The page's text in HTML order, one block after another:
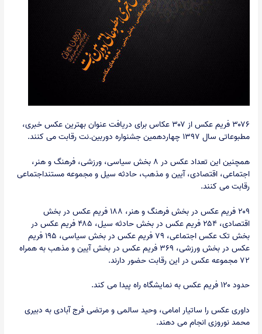
۳۰۷۶ فریم عکس از ۳۰۷ عکاس برای دریافت عنوان بهترین عکس خبری،
مطبوعاتی سال ۱۳۹۷ چهاردهمین جشنواره دوربین.نت رقابت می کنند.
همچنین این تعداد عکس در ۸ بخش سیاسی، ورزشی، فرهنگ و هنر،
اجتماعی، اقتصادی، آیین و مذهب، حادثه سیل و مجموعه مستنداجتماعی
رقابت می کنند.
۲۰۹ فریم عکس در بخش فرهنگ و هنر، ۱۸۸ فریم عکس در بخش
اقتصادی، ۲۵۴ فریم عکس در بخش حادثه سیل، ۴۸۵ فریم عکس در
بخش تک عکس اجتماعی، ۷۹ فریم عکس در بخش سیاسی، ۱۹۵ فریم
عکس در بخش ورزشی، ۳۶۹ فریم عکس در بخش آیین و مذهب به همراه
۷۲ مجموعه عکس در این رقابت حضور دارند.
حدود ۱۲۰ فریم عکس به نمایشگاه راه پیدا می کند.
داوری عکس را ساتیار امامی، وحید سالمی و مرتضی فرج آبادی به دبیری
محمد نوروزی انجام می دهند.